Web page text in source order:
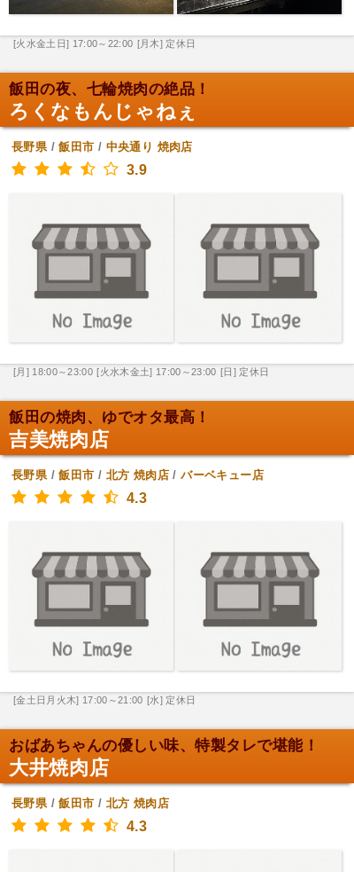
[火水金土日] 17:00～22:00 [月木] 定休日
飯田の夜、七輪焼肉の絶品！
ろくなもんじゃねぇ
長野県/飯田市 / 中央通り 焼肉店
3.9
[月] 18:00～23:00 [火水木金土] 17:00～23:00 [日] 定休日
飯田の焼肉、ゆでオタ最高！
吉美焼肉店
長野県/飯田市 / 北方 焼肉店 /バーベキュー店
4.3
[金土日月火木] 17:00～21:00 [水] 定休日
おばあちゃんの優しい味、特製タレで堪能！
大井焼肉店
長野県/飯田市 / 北方 焼肉店
4.3